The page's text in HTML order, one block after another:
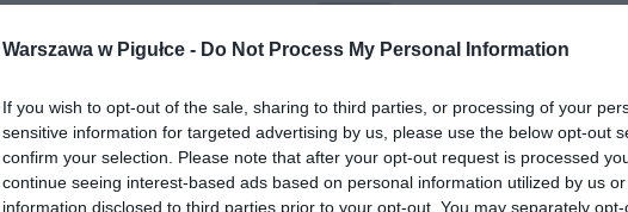
Warszawa w Pigułce - Do Not Process My Personal Information
If you wish to opt-out of the sale, sharing to third parties, or processing of your
sensitive information for targeted advertising by us, please use the below opt-out
confirm your selection. Please note that after your opt-out request is processed
continue seeing interest-based ads based on personal information utilized by us
information disclosed to third parties prior to your opt-out. You may separately
ad